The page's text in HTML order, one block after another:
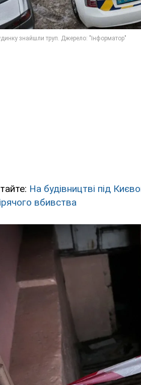
На будівництві під
вбивства